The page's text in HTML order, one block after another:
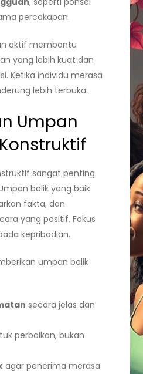
percakapan.
aktif membantu
yang lebih kuat dan
Ketika individu merasa
lebih terbuka.
Umpan
sangat penting
balik yang baik
fakta, dan
yang positif. Fokus
kepribadian.
umpan balik
secara jelas dan
perbaikan, bukan
agar penerima merasa